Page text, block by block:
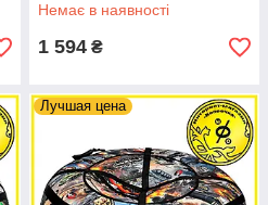
Немає в наявності
1 594 ₴
Лучшая цена